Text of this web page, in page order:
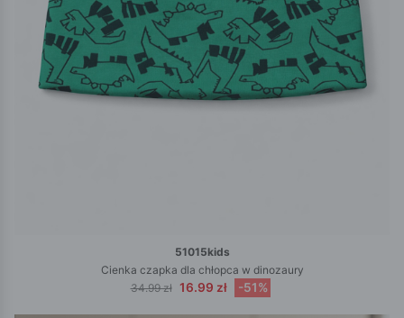
51015kids
Cienka czapka dla chłopca w dinozaury
34.99 zł 16.99 zł -51%